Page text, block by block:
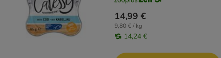
14,99 €
9,80 € / kg
14,24 €